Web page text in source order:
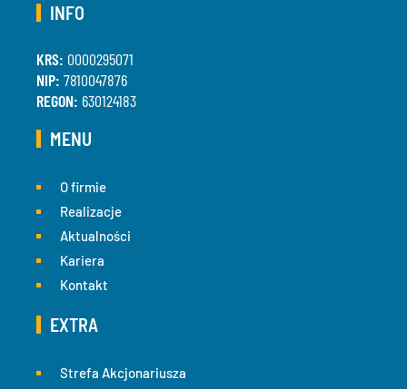
INFO
KRS: 0000295071
NIP: 7810047876
REGON: 630124183
MENU
O firmie
Realizacje
Aktualności
Kariera
Kontakt
EXTRA
Strefa Akcjonariusza